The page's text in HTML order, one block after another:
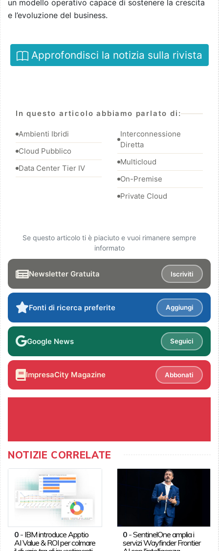
un modello operativo capace di sostenere la crescita
e l’evoluzione del business.
Approfondisci la notizia sulla rivista
In questo articolo abbiamo parlato di:
Ambienti Ibridi
Cloud Pubblico
Data Center Tier IV
Interconnessione
Diretta
Multicloud
On-Premise
Private Cloud
Se questo articolo ti è piaciuto e vuoi rimanere sempre
informato
Newsletter Gratuita Iscriviti
Fonti di ricerca preferite Aggiungi
Google News Seguici
ImpresaCity Magazine Abbonati
NOTIZIE CORRELATE
0- IBM introduce Apptio
AI Value & ROI per colmare
0 -SentinelOne amplia i
servizi Wayfinder Frontier